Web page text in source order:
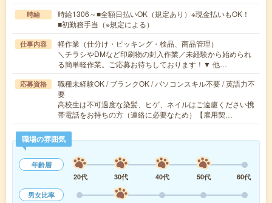
時給
時給1306～■全額日払いOK（規定あり）※現金払いもOK！
■初勤務手当（※規定による）
仕事内容
軽作業（仕分け・ピッキング・検品、商品管理）
＼チラシやDMなど印刷物の封入作業／未経験から始められ
る簡単軽作業。ご応募お待ちしております！▼ 他…
応募資格
職種未経験OK / ブランクOK / パソコンスキル不要 / 英語力不
要
高校生は不可過度な染髪、ヒゲ、ネイルはご遠慮ください携
帯電話をお持ちの方（連絡に必要なため）【雇用契…
職場の雰囲気
年齢層
20代
30代 40代 50代
60代
男女比率